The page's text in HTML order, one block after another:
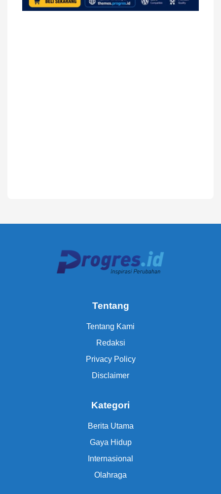
Tentang
Tentang Kami
Redaksi
Privacy Policy
Disclaimer
Kategori
Berita Utama
Gaya Hidup
Internasional
Olahraga